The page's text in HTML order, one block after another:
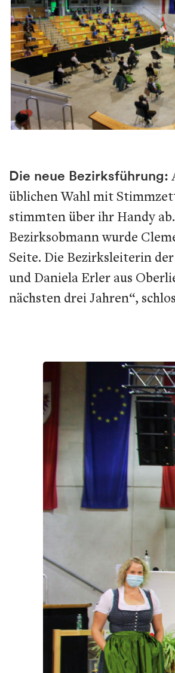
Die neue Bezirksführung:
üblichen Wahl mit
stimmten über ihr Handy
Bezirksobmann wurde
Seite. Die Bezirksleiterin
und Daniela Erler aus
nächsten drei Jahren“,